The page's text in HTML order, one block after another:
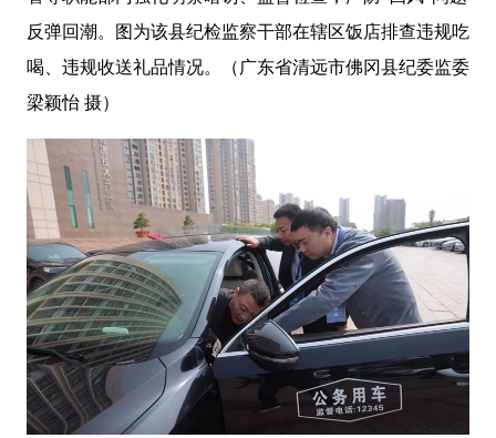
反弹回潮。图为该县纪检监察干部在辖区饭店排查违规吃
喝、 违规收送礼品情况。 （广东省清远市佛冈县纪委监委
梁颖怡 摄）